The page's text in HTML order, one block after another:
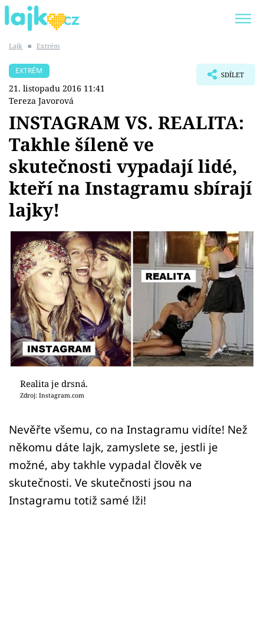
SHOPAHOLICADEL
Témata
Showbyznys
Youtubeři
Virály
Sex a vztahy
Videa
Sledujte prima+
Přihlášení
Lajk ■ Extrém
EXTRÉM
21. listopadu 2016 11:41
Tereza Javorová
SDÍLET
INSTAGRAM VS. REALITA:
Takhle šíleně ve
skutečnosti vypadají lidé,
kteří na Instagramu sbírají
lajky!
Realita je drsná.
Zdroj: Instagram.com
Nevěřte všemu, co na Instagramu vidíte! Než
někomu dáte lajk, zamyslete se, jestli je
možné, aby takhle vypadal člověk ve
skutečnosti. Ve skutečnosti jsou na
Instagramu totiž samé lži!